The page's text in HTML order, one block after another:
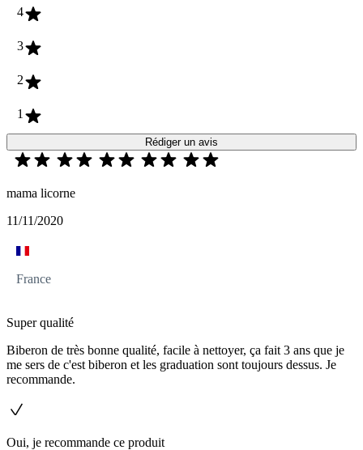
4
3
2
1
Rédiger un avis
mama licorne
11/11/2020
France
Super qualité
Biberon de très bonne qualité, facile à nettoyer, ça fait 3 ans que je
me sers de c'est biberon et les graduation sont toujours dessus. Je
recommande.
Oui, je recommande ce produit